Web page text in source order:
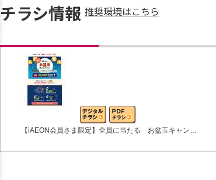
チラシ情報 推奨環境はこちら
【iAEON会員さま限定】全員に当たる お盆玉キャン…